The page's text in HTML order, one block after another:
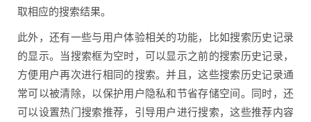
取相应的搜索结果。
此外，还有一些与用户体验相关的功能，比如搜索历史记录
的显示。当搜索框为空时，可以显示之前的搜索历史记录，
方便用户再次进行相同的搜索。并且，这些搜索历史记录通
常可以被清除，以保护用户隐私和节省存储空间。同时，还
可以设置热门搜索推荐，引导用户进行搜索，这些推荐内容